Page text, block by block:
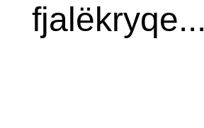
fjalëkryqe...